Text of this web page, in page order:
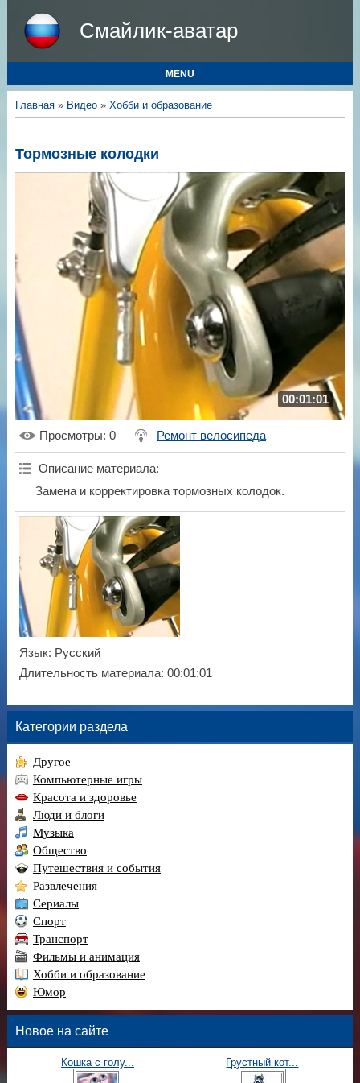
Смайлик-аватар
MENU
Главная» Видео» Хобби и образование
Тормозные колодки
00:01:01
Просмотры: 0 Ремонт велосипеда
Описание материала:
Замена и корректировка тормозных колодок.
Язык: Русский
Длительность материала: 00:01:01
Категории раздела
Другое
Компьютерные игры
Красота и здоровье
Люди и блоги
Музыка
Общество
Путешествия и события
Развлечения
Сериалы
Спорт
Транспорт
Фильмы и анимация
Хобби и образование
Юмор
Новое на сайте
Кошка с голу... Грустный кот...